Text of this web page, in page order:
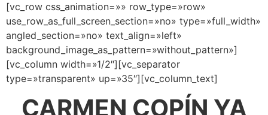
[vc_row css_animation=»» row_type=»row»
use_row_as_full_screen_section=»no» type=»full_width»
angled_section=»no» text_align=»left»
background_image_as_pattern=»without_pattern»]
[vc_column width=»1/2″][vc_separator
type=»transparent» up=»35″][vc_column_text]
CARMEN COPÍN YA